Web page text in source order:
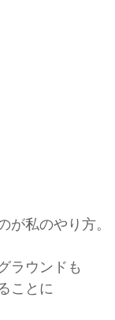
が私のやり方。
ラウンドも
ことに